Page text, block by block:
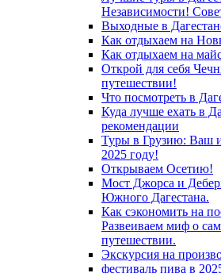
Независимости!
Выходные в
Как отдыхаем на
Как отдыхаем на
Открой для себя
путешествии!
Что посмотреть в
Куда лучше ехать в
рекомендации
Туры в Грузию: Ваш
2025 году!
Открываем Осетию!
Мост Джорса и
Южного Дагестана.
Как сэкономить на
Развеиваем миф о
путешествии.
Экскурсия на
фестиваль пива в